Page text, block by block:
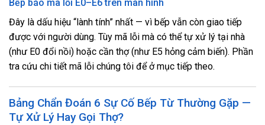
Bếp báo mã lỗi E0–E6 trên màn hình
Đây là dấu hiệu “lành tính” nhất — vì bếp vẫn còn giao tiếp
được với người dùng. Tùy mã lỗi mà có thể tự xử lý tại nhà
(như E0 đổi nồi) hoặc cần thợ (như E5 hỏng cảm biến). Phần
tra cứu chi tiết mã lỗi chúng tôi để ở mục tiếp theo.
Bảng Chẩn Đoán 6 Sự Cố Bếp Từ Thường Gặp —
Tự Xử Lý Hay Gọi Thợ?